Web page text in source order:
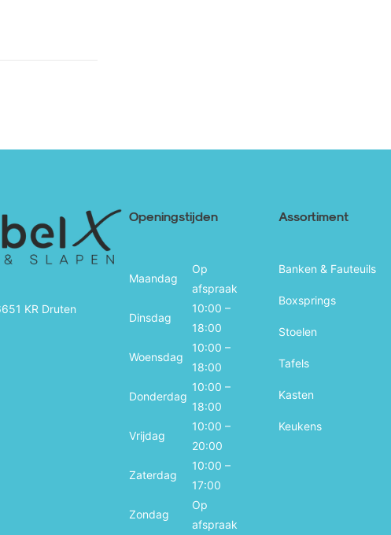
KR Druten
Openingstijden
Maandag
Op
afspraak
Dinsdag
10:00 –
18:00
Woensdag
10:00 –
18:00
Donderdag
10:00 –
18:00
Vrijdag
10:00 –
20:00
Zaterdag
10:00 –
17:00
Zondag
Op
afspraak
Assortiment
Banken & Fauteuils
Boxsprings
Stoelen
Tafels
Kasten
Keukens